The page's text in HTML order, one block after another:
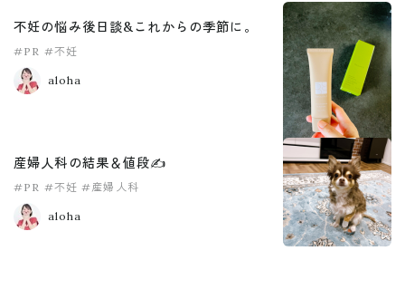
不妊の悩み後日談&これからの季節に。
#PR #不妊
aloha
産婦人科の結果＆値段✍️
#PR #不妊 #産婦人科
aloha